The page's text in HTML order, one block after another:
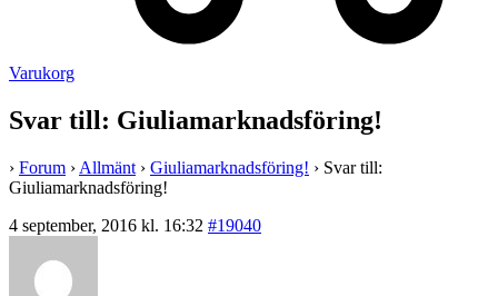
Varukorg
Svar till: Giuliamarknadsföring!
› Forum › Allmänt › Giuliamarknadsföring! › Svar till:
Giuliamarknadsföring!
4 september, 2016 kl. 16:32 #19040